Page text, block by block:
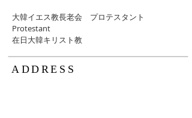
大韓イエス教長老会 ​プロテスタント
Protestant
​在日大韓キリスト教
ADDRESS